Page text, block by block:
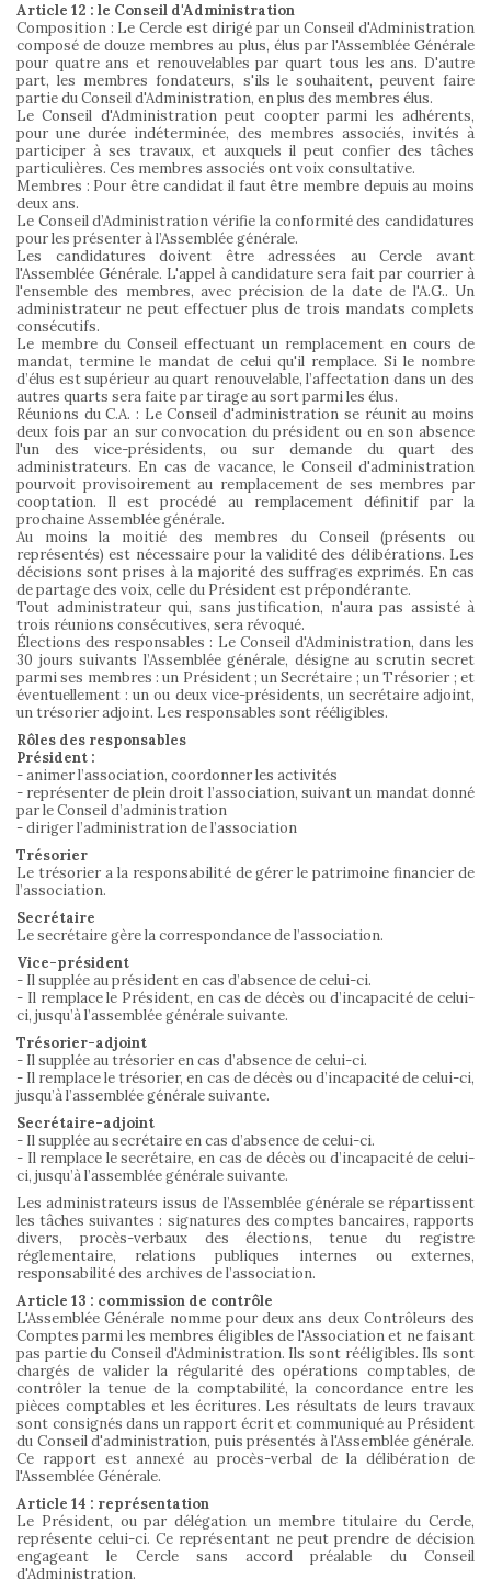
Article 12 : le Conseil d'Administration
Composition : Le Cercle est dirigé par un Conseil d'Administration
composé de douze membres au plus, élus par l'Assemblée Générale
pour quatre ans et renouvelables par quart tous les ans. D'autre
part, les membres fondateurs, s'ils le souhaitent, peuvent faire
partie du Conseil d'Administration, en plus des membres élus.
Le Conseil d'Administration peut coopter parmi les adhérents,
pour une durée indéterminée, des membres associés, invités à
participer à ses travaux, et auxquels il peut confier des tâches
particulières. Ces membres associés ont voix consultative.
Membres : Pour être candidat il faut être membre depuis au moins
deux ans.
Le Conseil d’Administration vérifie la conformité des candidatures
pour les présenter à l’Assemblée générale.
Les candidatures doivent être adressées au Cercle avant
l'Assemblée Générale. L'appel à candidature sera fait par courrier à
l'ensemble des membres, avec précision de la date de l'A.G.. Un
administrateur ne peut effectuer plus de trois mandats complets
consécutifs.
Le membre du Conseil effectuant un remplacement en cours de
mandat, termine le mandat de celui qu'il remplace. Si le nombre
d’élus est supérieur au quart renouvelable, l’affectation dans un des
autres quarts sera faite par tirage au sort parmi les élus.
Réunions du C.A. : Le Conseil d'administration se réunit au moins
deux fois par an sur convocation du président ou en son absence
l'un des vice-présidents, ou sur demande du quart des
administrateurs. En cas de vacance, le Conseil d'administration
pourvoit provisoirement au remplacement de ses membres par
cooptation. Il est procédé au remplacement définitif par la
prochaine Assemblée générale.
Au moins la moitié des membres du Conseil (présents ou
représentés) est nécessaire pour la validité des délibérations. Les
décisions sont prises à la majorité des suffrages exprimés. En cas
de partage des voix, celle du Président est prépondérante.
Tout administrateur qui, sans justification, n'aura pas assisté à
trois réunions consécutives, sera révoqué.
Élections des responsables : Le Conseil d'Administration, dans les
30 jours suivants l’Assemblée générale, désigne au scrutin secret
parmi ses membres : un Président ; un Secrétaire ; un Trésorier ; et
éventuellement : un ou deux vice-présidents, un secrétaire adjoint,
un trésorier adjoint. Les responsables sont rééligibles.
Rôles des responsables
Président :
- animer l’association, coordonner les activités
- représenter de plein droit l’association, suivant un mandat donné
par le Conseil d’administration
- diriger l’administration de l’association
Trésorier
Le trésorier a la responsabilité de gérer le patrimoine financier de
l’association.
Secrétaire
Le secrétaire gère la correspondance de l’association.
Vice-président
- Il supplée au président en cas d’absence de celui-ci.
- Il remplace le Président, en cas de décès ou d’incapacité de celui-
ci, jusqu’à l’assemblée générale suivante.
Trésorier-adjoint
- Il supplée au trésorier en cas d’absence de celui-ci.
- Il remplace le trésorier, en cas de décès ou d’incapacité de celui-ci,
jusqu’à l’assemblée générale suivante.
Secrétaire-adjoint
- Il supplée au secrétaire en cas d’absence de celui-ci.
- Il remplace le secrétaire, en cas de décès ou d’incapacité de celui-
ci, jusqu’à l’assemblée générale suivante.
Les administrateurs issus de l’Assemblée générale se répartissent
les tâches suivantes : signatures des comptes bancaires, rapports
divers, procès-verbaux des élections, tenue du registre
réglementaire, relations publiques internes ou externes,
responsabilité des archives de l’association.
Article 13 : commission de contrôle
L'Assemblée Générale nomme pour deux ans deux Contrôleurs des
Comptes parmi les membres éligibles de l'Association et ne faisant
pas partie du Conseil d'Administration. Ils sont rééligibles. Ils sont
chargés de valider la régularité des opérations comptables, de
contrôler la tenue de la comptabilité, la concordance entre les
pièces comptables et les écritures. Les résultats de leurs travaux
sont consignés dans un rapport écrit et communiqué au Président
du Conseil d'administration, puis présentés à l'Assemblée générale.
Ce rapport est annexé au procès-verbal de la délibération de
l'Assemblée Générale.
Article 14 : représentation
Le Président, ou par délégation un membre titulaire du Cercle,
représente celui-ci. Ce représentant ne peut prendre de décision
engageant le Cercle sans accord préalable du Conseil
d'Administration.